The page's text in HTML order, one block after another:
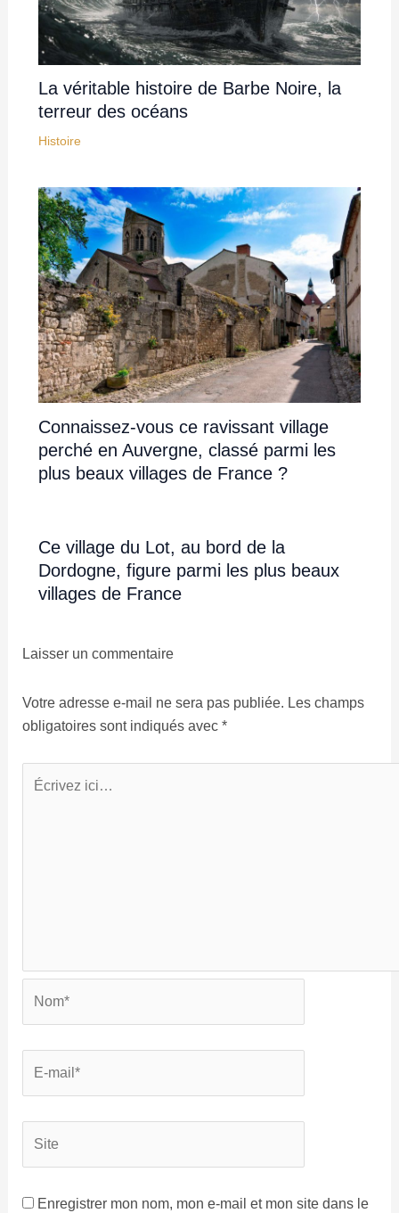
La véritable histoire de Barbe Noire, la
terreur des océans
Histoire
Connaissez-vous ce ravissant village
perché en Auvergne, classé parmi les
plus beaux villages de France ?
Ce village du Lot, au bord de la
Dordogne, figure parmi les plus beaux
villages de France
Laisser un commentaire
Votre adresse e-mail ne sera pas publiée. Les champs
obligatoires sont indiqués avec *
Enregistrer mon nom, mon e-mail et mon site dans le